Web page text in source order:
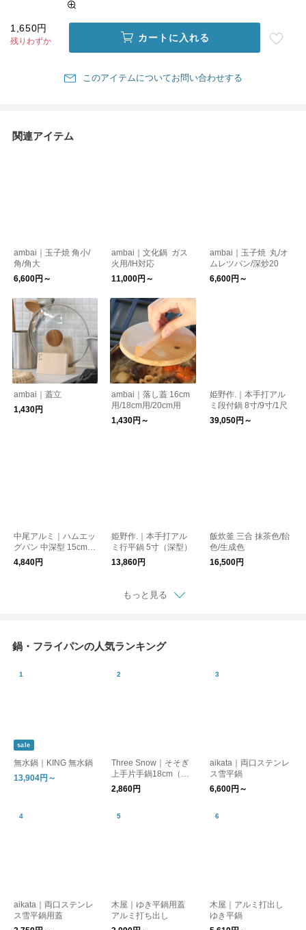
1,650円
残りわずか カートに入れる
このアイテムについてお問い合わせする
関連アイテム
ambai｜玉子焼 角小/
角/角大
6,600円～
ambai｜文化鍋 ガス
火用/IH対応
11,000円～
ambai｜玉子焼 丸/オ
ムレツパン/深炒20
6,600円～
ambai｜蓋立
1,430円
ambai｜落し蓋 16cm
用/18cm用/20cm用
1,430円～
姫野作.｜本手打アル
ミ段付鍋 8寸/9寸/1尺
39,050円～
中尾アルミ｜ハムエッ
グパン 中深型 15cm
ノーメイク仕様
4,840円
姫野作.｜本手打アル
ミ行平鍋 5寸（深型）
13,860円
飯炊釜 三合 抹茶色/飴
色/生成色
16,500円
もっと見る
鍋・フライパンの人気ランキング
sale
無水鍋｜KING 無水鍋
13,904円～
Three Snow｜そそぎ
上手片手鍋18cm（目
盛付）
2,860円
aikata｜両口ステンレ
ス雪平鍋
6,600円～
aikata｜両口ステンレ
ス雪平鍋用蓋
木屋｜ゆき平鍋用蓋
アルミ打ち出し
木屋｜アルミ打出し
ゆき平鍋